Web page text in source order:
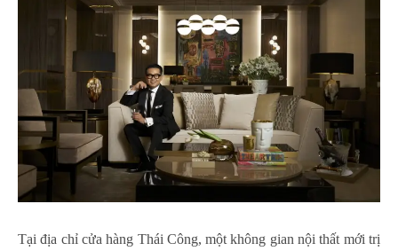
Tại địa chỉ cửa hàng Thái Công, một không gian nội thất mới trị